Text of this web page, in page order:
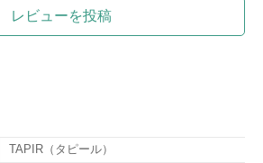
レビューを投稿
TAPIR（タピール）